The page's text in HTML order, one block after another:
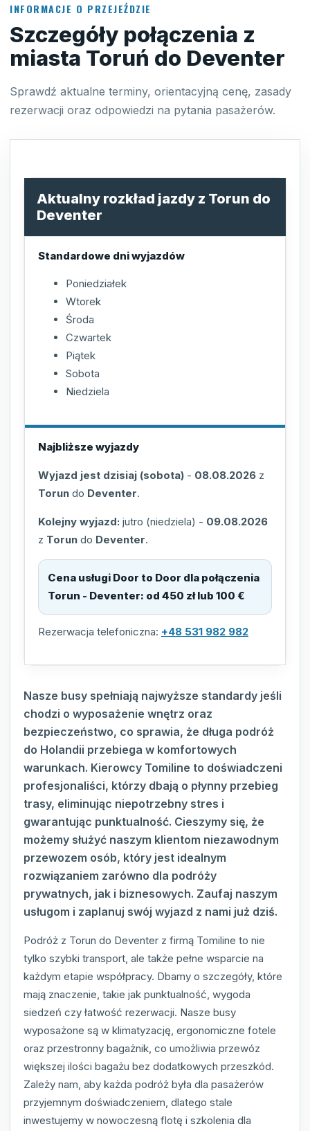
INFORMACJE O PRZEJEŹDZIE
Szczegóły połączenia z
miasta Toruń do Deventer
Sprawdź aktualne terminy, orientacyjną cenę, zasady
rezerwacji oraz odpowiedzi na pytania pasażerów.
Aktualny rozkład jazdy z Torun do
Deventer
Standardowe dni wyjazdów
Poniedziałek
Wtorek
Środa
Czwartek
Piątek
Sobota
Niedziela
Najbliższe wyjazdy
Wyjazd jest dzisiaj (sobota) - 08.08.2026 z
Torun do Deventer.
Kolejny wyjazd: jutro (niedziela) - 09.08.2026
z Torun do Deventer.
Cena usługi Door to Door dla połączenia
Torun - Deventer: od 450 zł lub 100 €
Rezerwacja telefoniczna: +48 531 982 982
Nasze busy spełniają najwyższe standardy jeśli
chodzi o wyposażenie wnętrz oraz
bezpieczeństwo, co sprawia, że długa podróż
do Holandii przebiega w komfortowych
warunkach. Kierowcy Tomiline to doświadczeni
profesjonaliści, którzy dbają o płynny przebieg
trasy, eliminując niepotrzebny stres i
gwarantując punktualność. Cieszymy się, że
możemy służyć naszym klientom niezawodnym
przewozem osób, który jest idealnym
rozwiązaniem zarówno dla podróży
prywatnych, jak i biznesowych. Zaufaj naszym
usługom i zaplanuj swój wyjazd z nami już dziś.
Podróż z Torun do Deventer z firmą Tomiline to nie
tylko szybki transport, ale także pełne wsparcie na
każdym etapie współpracy. Dbamy o szczegóły, które
mają znaczenie, takie jak punktualność, wygoda
siedzeń czy łatwość rezerwacji. Nasze busy
wyposażone są w klimatyzację, ergonomiczne fotele
oraz przestronny bagażnik, co umożliwia przewóz
większej ilości bagażu bez dodatkowych przeszkód.
Zależy nam, aby każda podróż była dla pasażerów
przyjemnym doświadczeniem, dlatego stale
inwestujemy w nowoczesną flotę i szkolenia dla